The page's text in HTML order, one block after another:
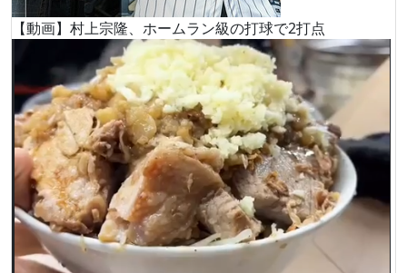
【動画】村上宗隆、ホームラン級の打球で2打点